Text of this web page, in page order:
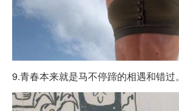
9.青春本来就是马不停蹄的相遇和错过。